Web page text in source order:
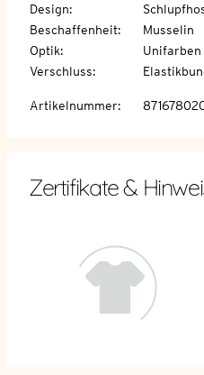
Design:
Beschaffenheit:
Musselin
Optik:
Unifarben
Verschluss:
Artikelnummer:
Zertifikate &